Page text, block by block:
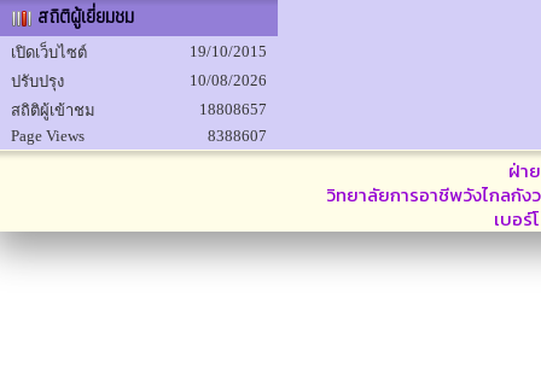
สถิติผู้เยี่ยมชม
เปิดเว็บไซต์
19/10/2015
ปรับปรุง
10/08/2026
สถิติผู้เข้าชม
18808657
Page Views
8388607
ฝ่า
วิทยาลัยการอาชีพวังไกลกัง
เบอ